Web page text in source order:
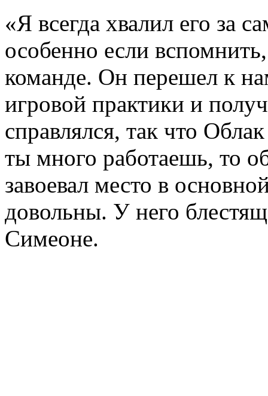
«Я всегда хвалил его за
особенно если
команде. Он перешел к
игровой практики и
справлялся, так что
ты много работаешь, то
завоевал место в
довольны. У него
Симеоне.